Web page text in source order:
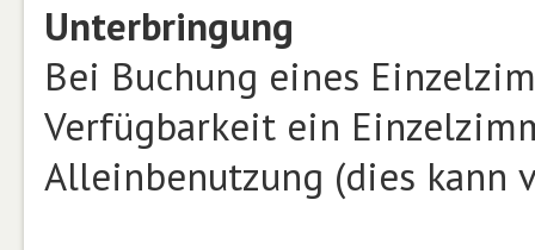
Unterbringung
Bei Buchung eines
Verfügbarkeit ein
Alleinbenutzung (dies kann